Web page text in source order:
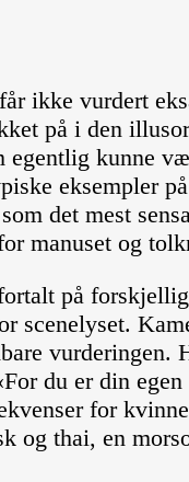
ikke vurdert
på i den
kunne
eksempler
det mest
manuset og
på
scenelyset.
du er din
for
og thai, en